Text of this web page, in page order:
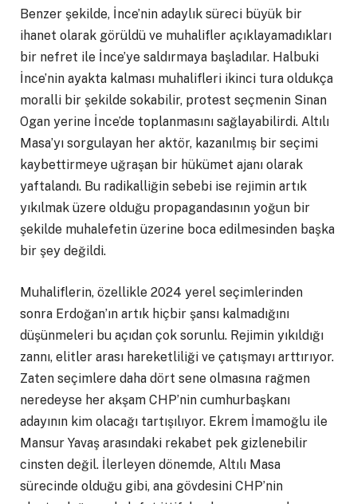
Benzer şekilde, İnce’nin adaylık süreci büyük bir
ihanet olarak görüldü ve muhalifler açıklayamadıkları
bir nefret ile İnce’ye saldırmaya başladılar. Halbuki
İnce’nin ayakta kalması muhalifleri ikinci tura oldukça
moralli bir şekilde sokabilir, protest seçmenin Sinan
Ogan yerine İnce’de toplanmasını sağlayabilirdi. Altılı
Masa’yı sorgulayan her aktör, kazanılmış bir seçimi
kaybettirmeye uğraşan bir hükümet ajanı olarak
yaftalandı. Bu radikalliğin sebebi ise rejimin artık
yıkılmak üzere olduğu propagandasının yoğun bir
şekilde muhalefetin üzerine boca edilmesinden başka
bir şey değildi.
Muhaliflerin, özellikle 2024 yerel seçimlerinden
sonra Erdoğan’ın artık hiçbir şansı kalmadığını
düşünmeleri bu açıdan çok sorunlu. Rejimin yıkıldığı
zannı, elitler arası hareketliliği ve çatışmayı arttırıyor.
Zaten seçimlere daha dört sene olmasına rağmen
neredeyse her akşam CHP’nin cumhurbaşkanı
adayının kim olacağı tartışılıyor. Ekrem İmamoğlu ile
Mansur Yavaş arasındaki rekabet pek gizlenebilir
cinsten değil. İlerleyen dönemde, Altılı Masa
sürecinde olduğu gibi, ana gövdesini CHP’nin